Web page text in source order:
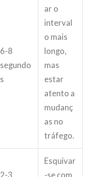
6-8
segundo
s
ar o
interval
o mais
longo,
mas
estar
atento a
mudanç
as no
tráfego.
2-3
Esquivar
-se com